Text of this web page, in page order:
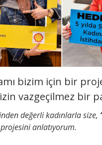
bizim için bir
vazgeçilmez bir
değerli kadınlarla size,
anlatıyorum.